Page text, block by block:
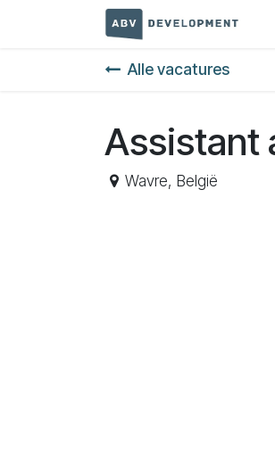
Overslaan naar inhoud
Alle vacatures
Assistant
Wavre, België